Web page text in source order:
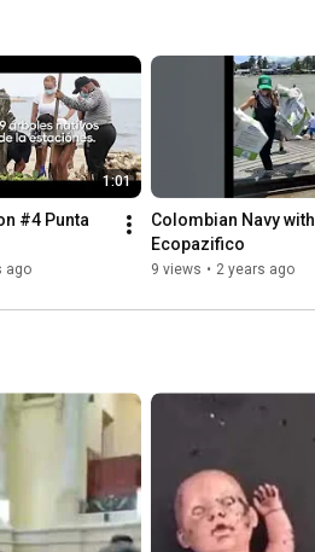
1:01
#4 Punta
ago
Colombian Navy with
Ecopazifico
9 views • 2 years ago